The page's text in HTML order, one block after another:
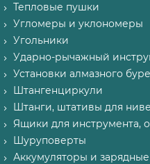
Тепловые пушки
Угломеры и уклономеры
Угольники
Ударно-рычажный
Установки алмазного
Штангенциркули
Штанги, штативы для
Ящики для инструмента,
Шуруповерты
Аккумуляторы и зарядные